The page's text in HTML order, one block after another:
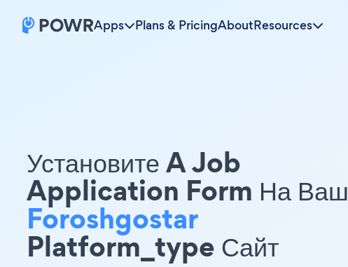
Apps Plans & PricingAboutResources
Установите A Job
Application Form На Ваш
Foroshgostar
Platform_type Сайт